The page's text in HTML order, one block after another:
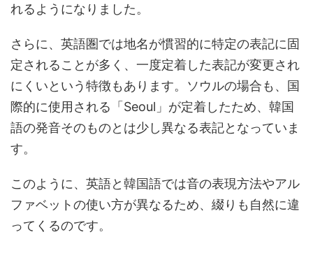
れるようになりました。
さらに、英語圏では地名が慣習的に特定の表記に固
定されることが多く、一度定着した表記が変更され
にくいという特徴もあります。ソウルの場合も、国
際的に使用される「Seoul」が定着したため、韓国
語の発音そのものとは少し異なる表記となっていま
す。
このように、英語と韓国語では音の表現方法やアル
ファベットの使い方が異なるため、綴りも自然に違
ってくるのです。